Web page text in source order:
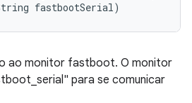
fastbootSerial)
ao monitor fastboot. O monitor
para se comunicar